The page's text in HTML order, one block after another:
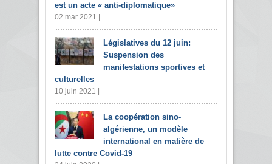
est un acte « anti-diplomatique»
02 mar 2021 |
Législatives du 12 juin:
Suspension des
manifestations sportives et
culturelles
10 juin 2021 |
La coopération sino-
algérienne, un modèle
international en matière de
lutte contre Covid-19